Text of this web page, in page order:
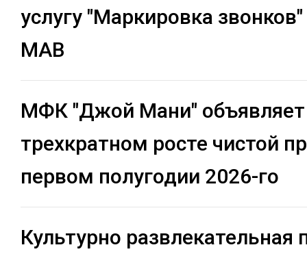
услугу "Маркировка
МАВ
МФК "Джой Мани"
трехкратном росте чистой
первом полугодии 2026-го
Культурно развлекательная